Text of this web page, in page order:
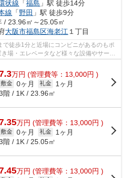
状線 「福島 」駅 徒歩14分
線 「野田 」駅 徒歩9分
/ 23.96㎡～25.05㎡
大阪市福島区海老江 １丁目
で徒歩1分と近場にコンビニがあるのもポ
場・エレベータなど様々な設備やサービ
万円 (管理費等：13,000円 )
敷金 0ヶ月 礼金
1ヶ月
階 / 1K / 23.96㎡
万円 (管理費等：13,000円 )
敷金 0ヶ月 礼金
1ヶ月
階 / 1K / 25.05㎡
万円 (管理費等：13,000円 )